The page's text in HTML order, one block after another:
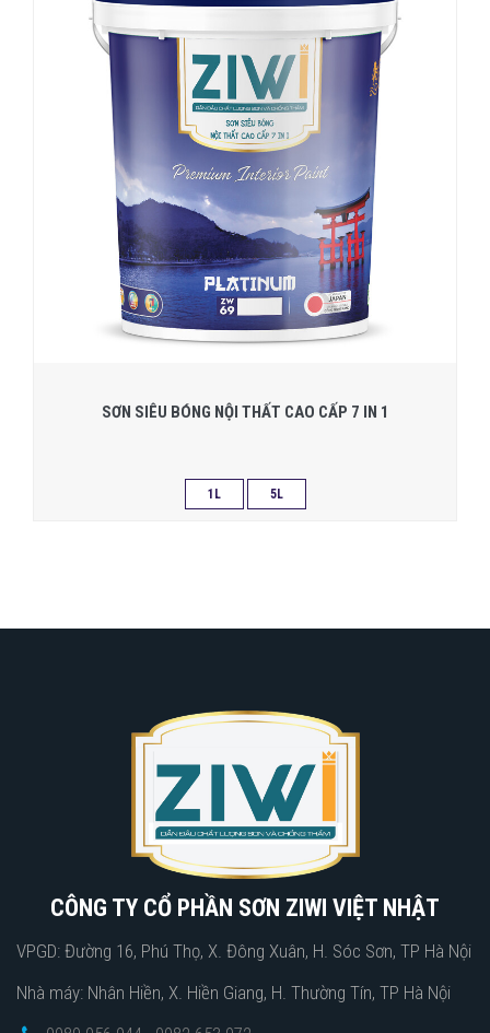
SƠN SIÊU BÓNG NỘI THẤT CAO CẤP 7 IN 1
1L 5L
CÔNG TY CỔ PHẦN SƠN ZIWI VIỆT NHẬT
VPGD: Đường 16, Phú Thọ, X. Đông Xuân, H. Sóc Sơn, TP Hà Nội
Nhà máy: Nhân Hiền, X. Hiền Giang, H. Thường Tín, TP Hà Nội